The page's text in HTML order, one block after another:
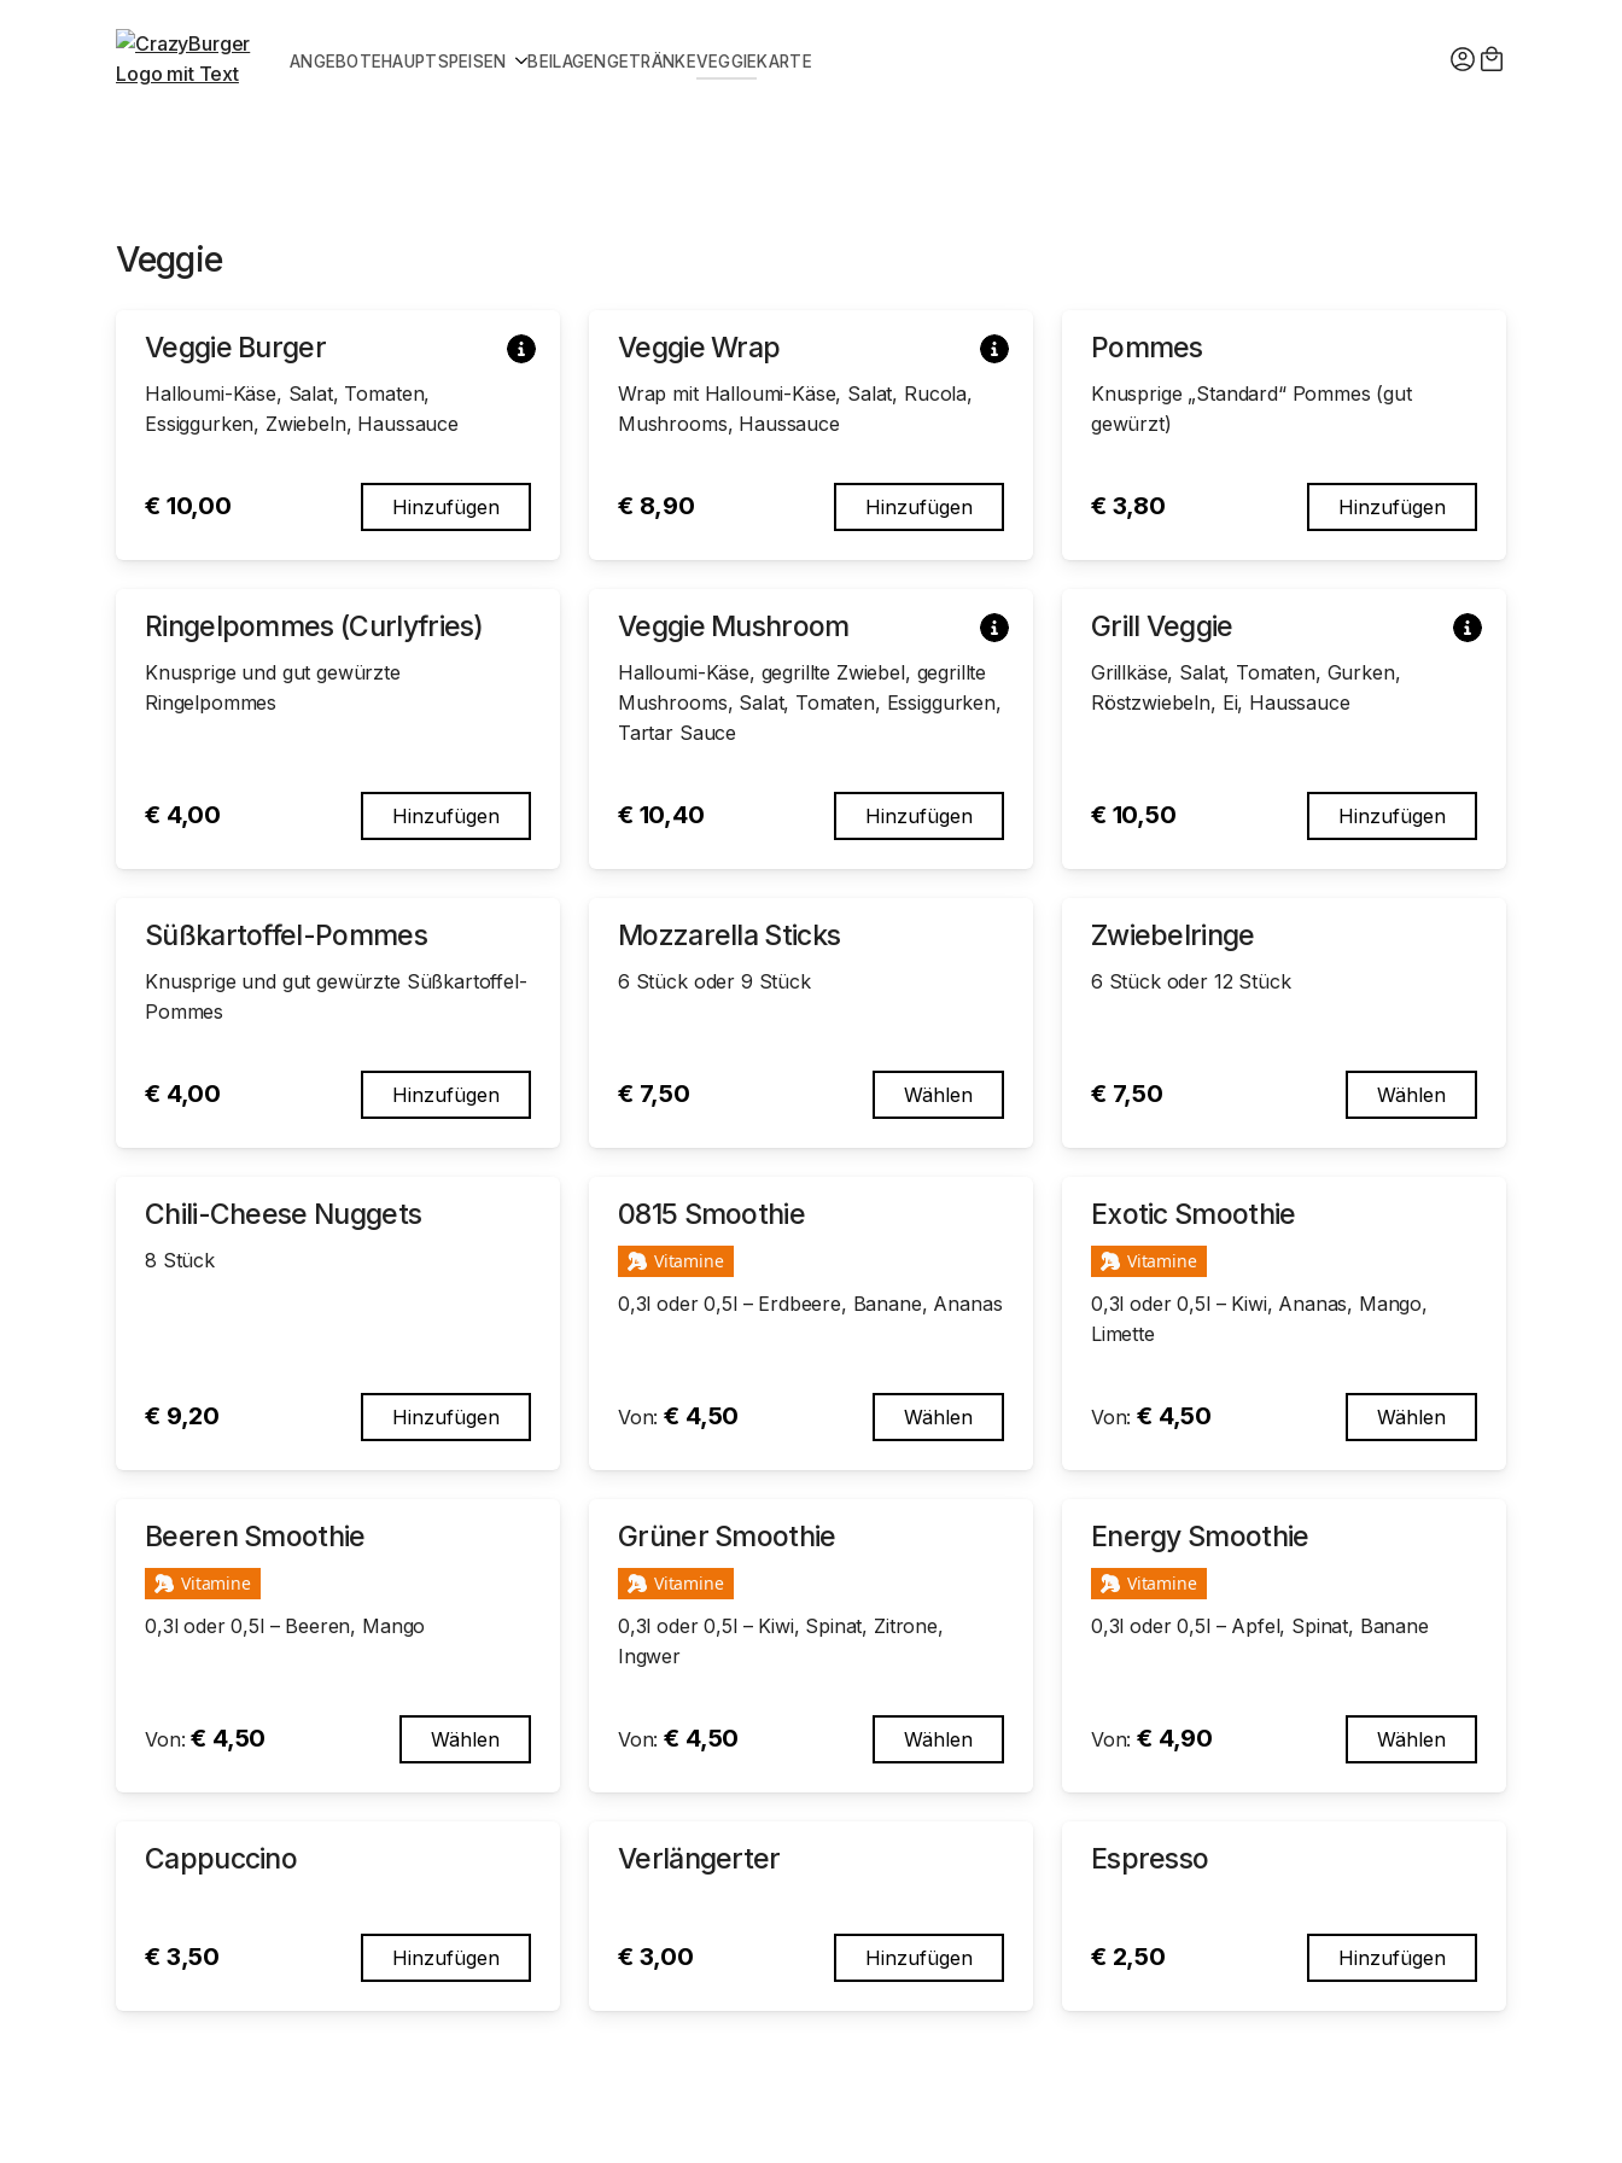
ANGEBOTEHAUPTSPEISEN BEILAGENGETRÄNKEVEGGIEKARTE
Veggie
Veggie Burger
Halloumi-Käse, Salat, Tomaten,
Essiggurken, Zwiebeln, Haussauce
€ 10,00 Hinzufügen
Veggie Wrap
Wrap mit Halloumi-Käse, Salat, Rucola,
Mushrooms, Haussauce
€ 8,90 Hinzufügen
Pommes
Knusprige „Standard“ Pommes (gut
gewürzt)
€ 3,80 Hinzufügen
Ringelpommes (Curlyfries)
Knusprige und gut gewürzte
Ringelpommes
€ 4,00 Hinzufügen
Veggie Mushroom
Halloumi-Käse, gegrillte Zwiebel, gegrillte
Mushrooms, Salat, Tomaten, Essiggurken,
Tartar Sauce
€ 10,40 Hinzufügen
Grill Veggie
Grillkäse, Salat, Tomaten, Gurken,
Röstzwiebeln, Ei, Haussauce
€ 10,50 Hinzufügen
Süßkartoffel-Pommes
Knusprige und gut gewürzte Süßkartoffel-
Pommes
€ 4,00 Hinzufügen
Mozzarella Sticks
6 Stück oder 9 Stück
€ 7,50 Wählen
Zwiebelringe
6 Stück oder 12 Stück
€ 7,50 Wählen
Chili-Cheese Nuggets
8 Stück
€ 9,20 Hinzufügen
0815 Smoothie
Vitamine
0,3l oder 0,5l – Erdbeere, Banane, Ananas
Von:€ 4,50 Wählen
Exotic Smoothie
Vitamine
0,3l oder 0,5l – Kiwi, Ananas, Mango,
Limette
Von:€ 4,50 Wählen
Beeren Smoothie
Vitamine
0,3l oder 0,5l – Beeren, Mango
Von:€ 4,50 Wählen
Grüner Smoothie
Vitamine
0,3l oder 0,5l – Kiwi, Spinat, Zitrone,
Ingwer
Von:€ 4,50 Wählen
Energy Smoothie
Vitamine
0,3l oder 0,5l – Apfel, Spinat, Banane
Von:€ 4,90 Wählen
Cappuccino
€ 3,50 Hinzufügen
Verlängerter
€ 3,00 Hinzufügen
Espresso
€ 2,50 Hinzufügen